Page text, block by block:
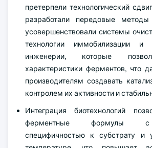
претерпели технологический
разработали передовые
усовершенствовали системы
технологии иммобилизации и
инженерии, которые
характеристики ферментов, что
производителям создавать
контролем их активности и
Интеграция биотехнологий
ферментные формулы с
специфичностью к субстрату и